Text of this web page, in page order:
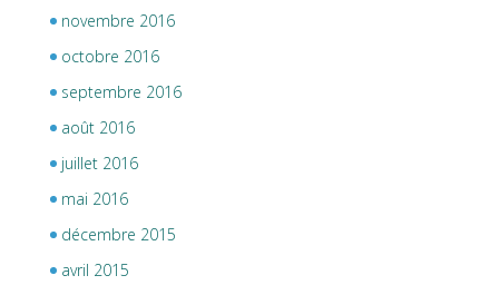
novembre 2016
octobre 2016
septembre 2016
août 2016
juillet 2016
mai 2016
décembre 2015
avril 2015